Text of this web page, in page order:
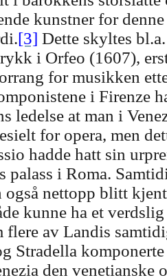
kunstner for
[3] Dette skyltes
i Orfeo (1607),
for musikken
i Firenze
ledelse at man i
for opera, men
hadde hatt sin
palass i Roma.
også nettopp blitt
kunne ha et
flere av Landis
Stradella
den venetianske